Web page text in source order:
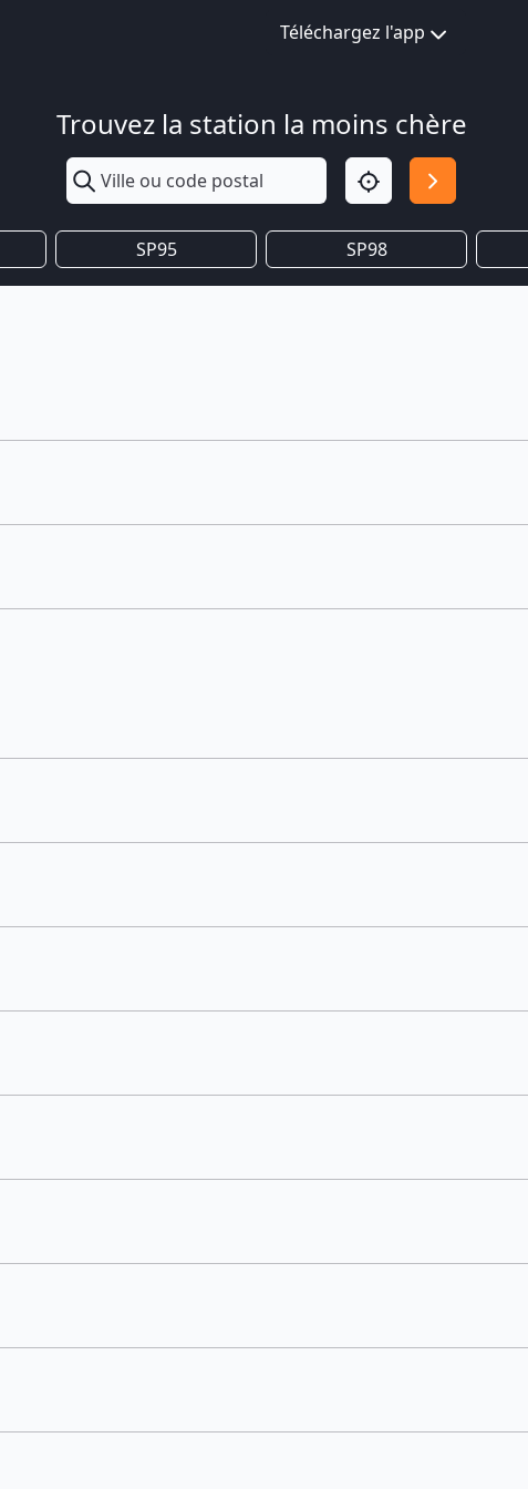
Téléchargez l'app
Trouvez la station la moins chère
SP95 SP98